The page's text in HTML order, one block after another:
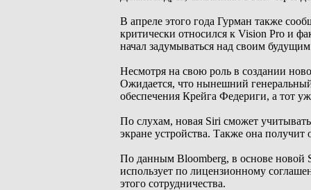
В апреле этого года Гурман также
критически относился к Vision Pro и
начал задумываться над своим
Несмотря на свою роль в создании
Ожидается, что нынешний
обеспечения Крейга Федериги, а тот
По слухам, новая Siri сможет
экране устройства. Также она
По данным Bloomberg, в основе новой
использует по лицензионному
этого сотрудничества.